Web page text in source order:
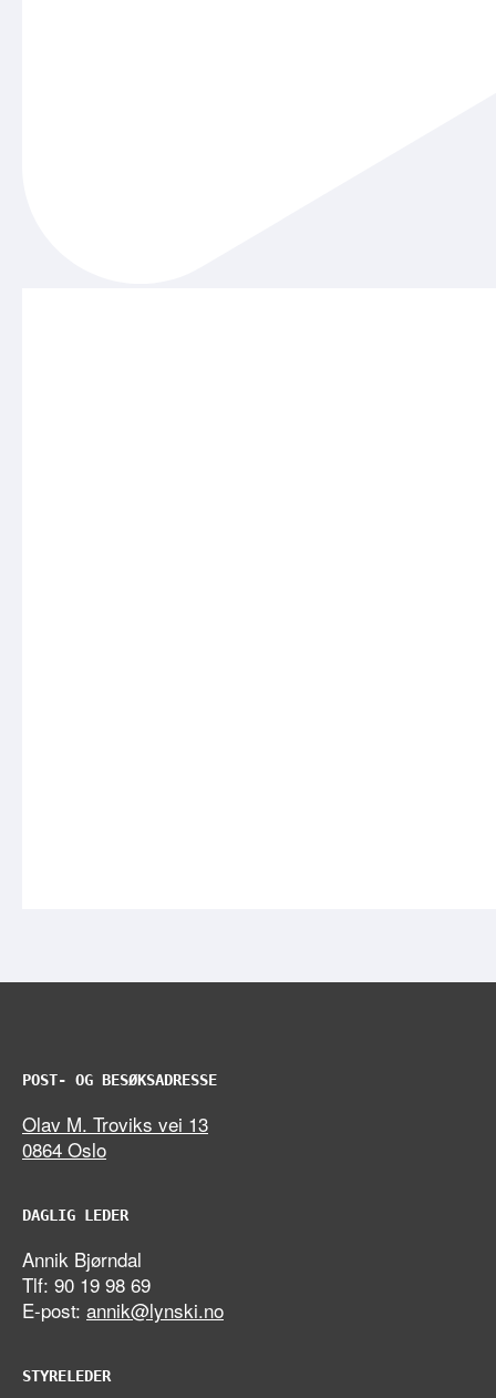
POST- OG BESØKSADRESSE
Olav M. Troviks vei 13
0864 Oslo
DAGLIG LEDER
Annik Bjørndal
Tlf: 90 19 98 69
E-post: annik@lynski.no
STYRELEDER